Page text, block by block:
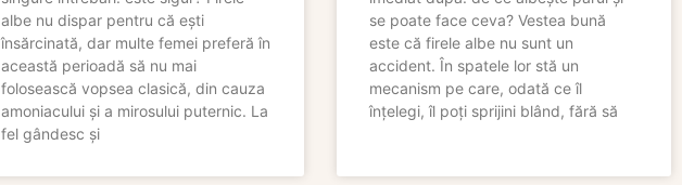
albe nu dispar pentru că ești
însărcinată, dar multe femei preferă în
această perioadă să nu mai
folosească vopsea clasică, din cauza
amoniacului și a mirosului puternic. La
fel gândesc și
se poate face ceva? Vestea bună
este că firele albe nu sunt un
accident. În spatele lor stă un
mecanism pe care, odată ce îl
înțelegi, îl poți sprijini blând, fără să